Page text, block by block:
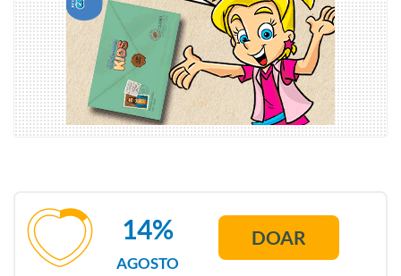
AGOSTO
14% DOAR